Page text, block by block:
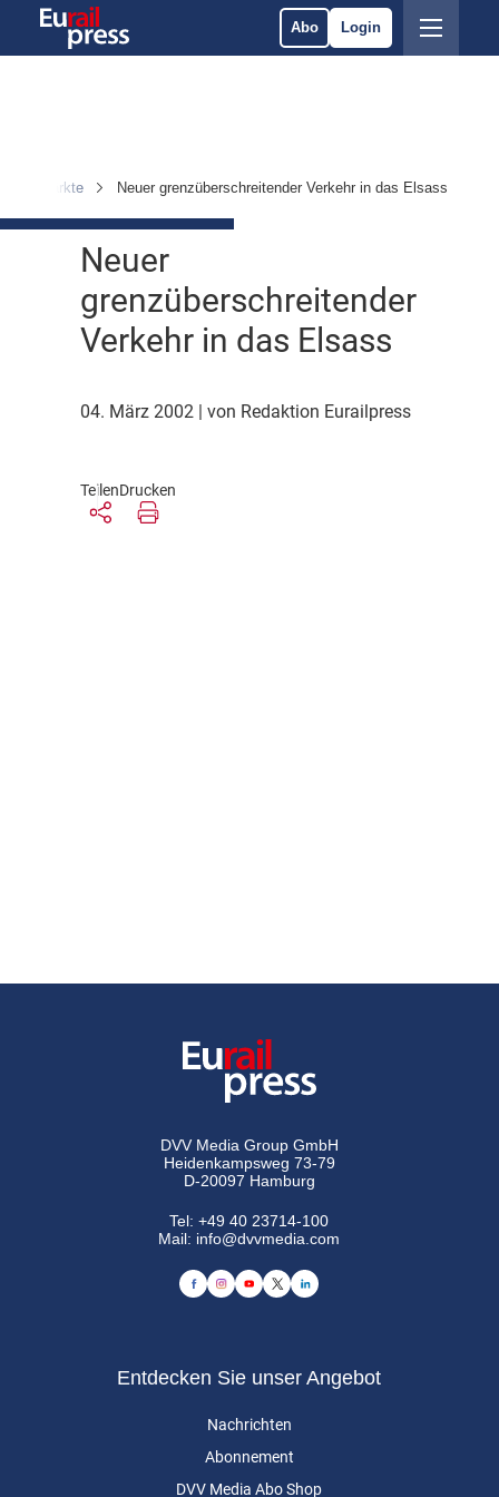
Abo Login
& Märkte Neuer grenzüberschreitender Verkehr in das Elsass
Neuer
grenzüberschreitender
Verkehr in das Elsass
04. März 2002 | von Redaktion Eurailpress
TeilenDrucken
DVV Media Group GmbH
Heidenkampsweg 73-79
D-20097 Hamburg
Tel:+49 40 23714-100
Mail: info@dvvmedia.com
Entdecken Sie unser Angebot
Nachrichten
Abonnement
DVV Media Abo Shop